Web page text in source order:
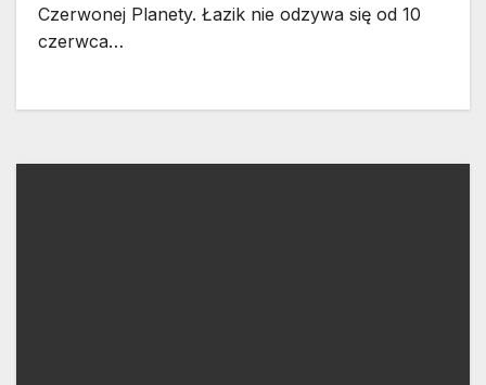
Czerwonej Planety. Łazik nie odzywa się od 10
czerwca…